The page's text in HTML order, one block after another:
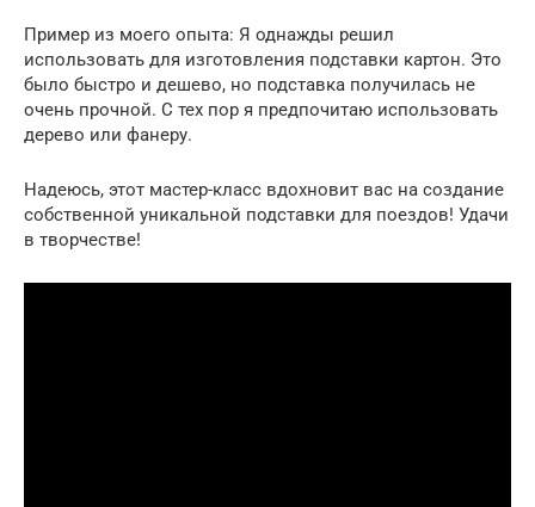
Пример из моего опыта: Я однажды решил
использовать для изготовления подставки картон. Это
было быстро и дешево, но подставка получилась не
очень прочной. С тех пор я предпочитаю использовать
дерево или фанеру.
Надеюсь, этот мастер-класс вдохновит вас на создание
собственной уникальной подставки для поездов! Удачи
в творчестве!